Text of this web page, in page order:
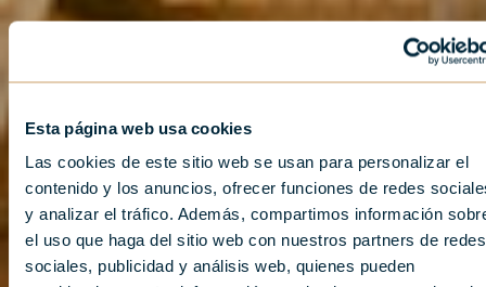
Esta página web usa cookies
Las cookies de este sitio web se usan para personalizar el
contenido y los anuncios, ofrecer funciones de redes
y analizar el tráfico. Además, compartimos información
el uso que haga del sitio web con nuestros partners de redes
sociales, publicidad y análisis web, quienes pueden